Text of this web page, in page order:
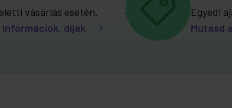
vásárlás esetén.
díjak
Egyedi
Mutasd